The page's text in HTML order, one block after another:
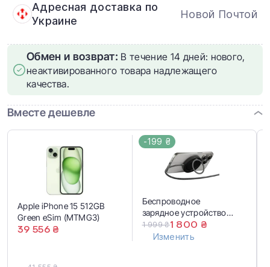
Адресная доставка по
Украине
Новой Почтой
Обмен и возврат: В течение 14 дней: нового,
неактивированного товара надлежащего
качества.
Вместе дешевле
Apple iPhone 15 512GB
Green eSim (MTMG3)
39 556 ₴
-199 ₴
Беспроводное
зарядное устройство
SnapStand Qi2 - Black
(SNST-QI2-BLK)
1 999 ₴1 800 ₴
Изменить